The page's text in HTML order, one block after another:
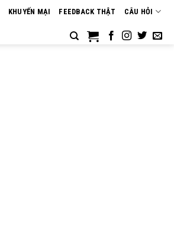
KHUYẾN MẠI FEEDBACK THẬT CÂU HỎI